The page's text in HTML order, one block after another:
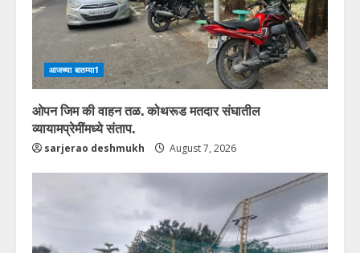
आजच्या बातम्या1
ओपन जिम की वाहन तळ. कोथरूड मतदार संघातील
व्यायामप्रेमींमध्ये संताप.
sarjerao deshmukh August 7, 2026